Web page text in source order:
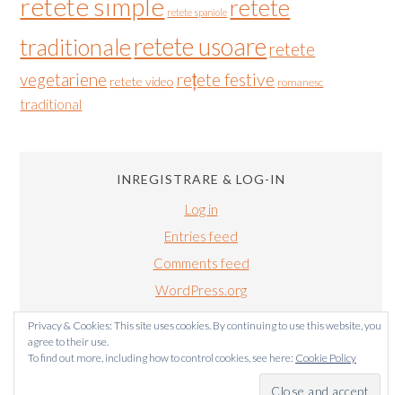
retete simple retete spaniole retete
traditionaleretete usoare retete
vegetariene retete video rețete festive romanesc
traditional
INREGISTRARE & LOG-IN
Log in
Entries feed
Comments feed
WordPress.org
BUCATARIALUIRADU.COM COPYRIGHT © 2011-2024. TOATE
Privacy & Cookies: This site uses cookies. By continuing to use this website, you
agree to their use.
To find out more, including how to control cookies, see here: Cookie Policy